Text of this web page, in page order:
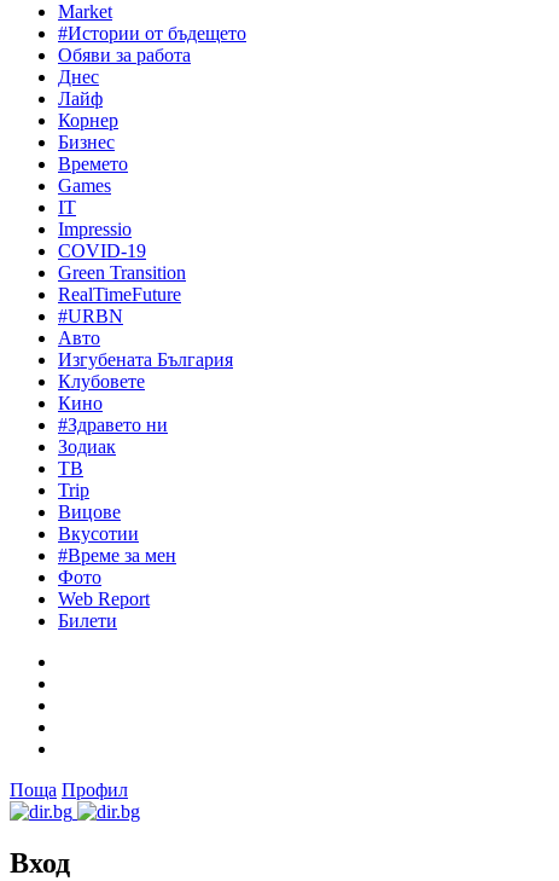
Market
#Истории от бъдещето
Обяви за работа
Днес
Лайф
Корнер
Бизнес
Времето
Games
IT
Impressio
COVID-19
Green Transition
RealTimeFuture
#URBN
Авто
Изгубената България
Клубовете
Кино
#Здравето ни
Зодиак
ТВ
Trip
Вицове
Вкусотии
#Време за мен
Фото
Web Report
Билети
Поща Профил
Вход